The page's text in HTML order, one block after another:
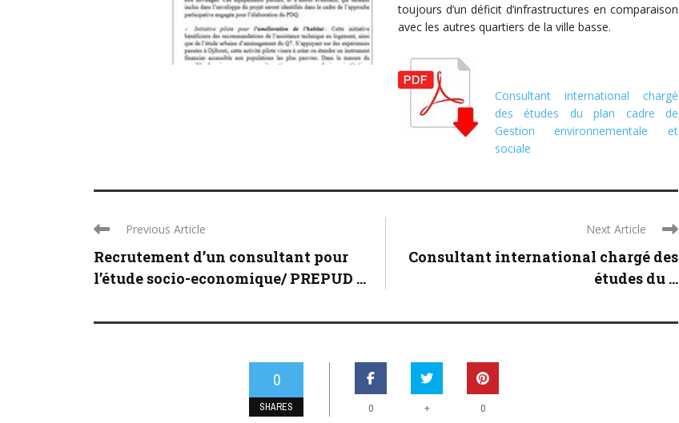
toujours d’un déficit d’infrastructures en comparaison
avec les autres quartiers de la ville basse.
Consultant international chargé
des études du plan cadre de
Gestion environnementale et
sociale
Previous Article
Recrutement d’un consultant pour
l’étude socio-economique/ PREPUD ...
Next Article
Consultant international chargé des
études du ...
0
SHARES 0 + 0